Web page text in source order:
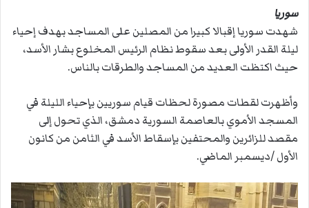
سوريا
شهدت سوريا إقبالا كبيرا من المصلين على المساجد بهدف إحياء
ليلة القدر الأولى بعد سقوط نظام الرئيس المخلوع بشار الأسد،
حيث اكتظت العديد من المساجد والطرقات بالناس.
وأظهرت لقطات مصورة لحظات قيام سوريين بإحياء الليلة في
المسجد الأموي بالعاصمة السورية دمشق، الذي تحول إلى
مقصد للزائرين والمحتفين بإسقاط الأسد في الثامن من كانون
الأول /ديسمبر الماضي.